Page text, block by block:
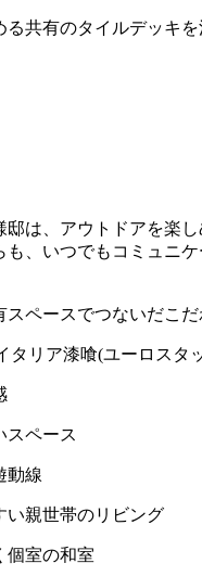
は、アウトドアを楽
、いつでもコミュニ
ペースでつないだこだ
リア漆喰(ユーロスタ
ペース
動線
親世帯のリビング
個室の和室